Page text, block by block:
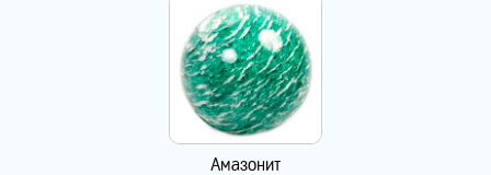
Амазонит